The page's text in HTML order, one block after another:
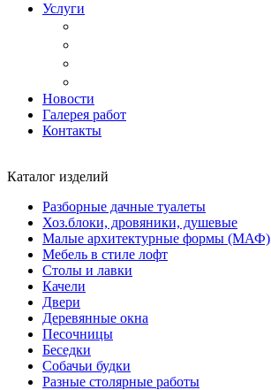
Услуги
Новости
Галерея работ
Контакты
Каталог изделий
Разборные дачные туалеты
Хоз.блоки, дровяники, душевые
Малые архитектурные формы (МАФ)
Мебель в стиле лофт
Столы и лавки
Качели
Двери
Деревянные окна
Песочницы
Беседки
Собачьи будки
Разные столярные работы